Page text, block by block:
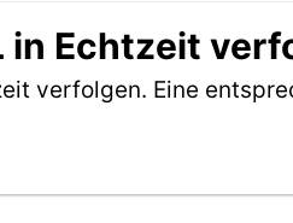
in Echtzeit
verfolgen. Eine